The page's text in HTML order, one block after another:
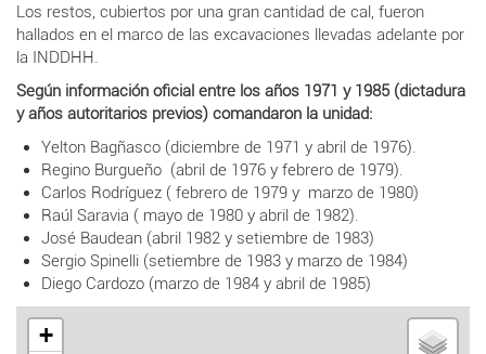
Los restos, cubiertos por una gran cantidad de cal, fueron
hallados en el marco de las excavaciones llevadas adelante por
la INDDHH.
Según información oficial entre los años 1971 y 1985 (dictadura
y años autoritarios previos) comandaron la unidad:
Yelton Bagñasco (diciembre de 1971 y abril de 1976).
Regino Burgueño (abril de 1976 y febrero de 1979).
Carlos Rodríguez ( febrero de 1979 y marzo de 1980)
Raúl Saravia ( mayo de 1980 y abril de 1982).
José Baudean (abril 1982 y setiembre de 1983)
Sergio Spinelli (setiembre de 1983 y marzo de 1984)
Diego Cardozo (marzo de 1984 y abril de 1985)
+